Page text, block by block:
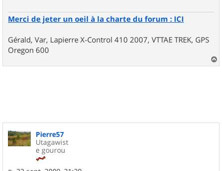
Merci de jeter un oeil à la charte du forum : ICI
Gérald, Var, Lapierre X-Control 410 2007, VTTAE TREK, GPS
Oregon 600
a
Pierre57
Utagawist
e gourou